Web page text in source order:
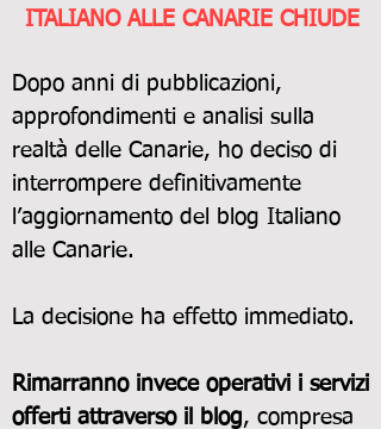
ITALIANO ALLE CANARIE CHIUDE
Dopo anni di pubblicazioni,
approfondimenti e analisi sulla
realtà delle Canarie, ho deciso di
interrompere definitivamente
l’aggiornamento del blog Italiano
alle Canarie.
La decisione ha effetto immediato.
Rimarranno invece operativi i servizi
offerti attraverso il blog, compresa